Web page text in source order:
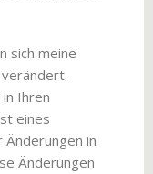
sich meine
Ihren
eines
in
Änderungen